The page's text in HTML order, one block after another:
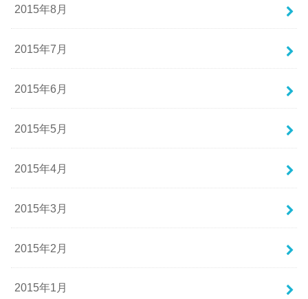
2015年8月
2015年7月
2015年6月
2015年5月
2015年4月
2015年3月
2015年2月
2015年1月